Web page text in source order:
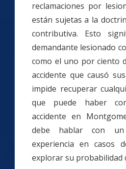
reclamaciones por
están sujetas a la
contributiva. Esto
demandante lesionado
como el uno por ciento
accidente que causó
impide recuperar
que puede haber
accidente en
debe hablar con
experiencia en casos
explorar su probabilidad